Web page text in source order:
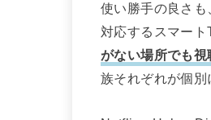
使い勝手の良さ
対応するスマート
がない場所でも視
族それぞれが個別